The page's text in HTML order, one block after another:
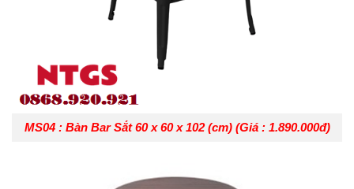
MS04 : Bàn Bar Sắt 60 x 60 x 102 (cm) (Giá : 1.890.000đ)